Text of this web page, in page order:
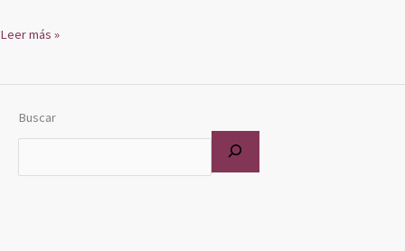
Leer más »
Buscar